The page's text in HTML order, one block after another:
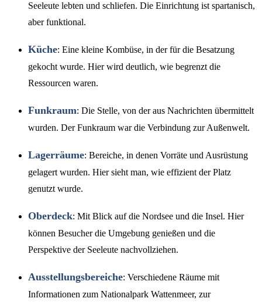
Seeleute lebten und schliefen. Die Einrichtung ist spartanisch,
aber funktional.
Küche: Eine kleine Kombüse, in der für die Besatzung
gekocht wurde. Hier wird deutlich, wie begrenzt die
Ressourcen waren.
Funkraum: Die Stelle, von der aus Nachrichten übermittelt
wurden. Der Funkraum war die Verbindung zur Außenwelt.
Lagerräume: Bereiche, in denen Vorräte und Ausrüstung
gelagert wurden. Hier sieht man, wie effizient der Platz
genutzt wurde.
Oberdeck: Mit Blick auf die Nordsee und die Insel. Hier
können Besucher die Umgebung genießen und die
Perspektive der Seeleute nachvollziehen.
Ausstellungsbereiche: Verschiedene Räume mit
Informationen zum Nationalpark Wattenmeer, zur